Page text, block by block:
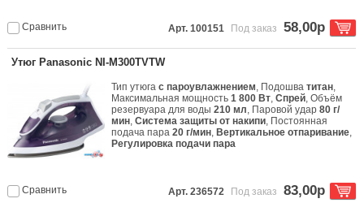
Сравнить Арт. 100151 Под заказ 58,00р
Утюг Panasonic NI-M300TVTW
Тип утюгас пароувлажнением, Подошватитан,
Максимальная мощность1 800 Вт,Спрей, Объём
резервуара для воды210 мл, Паровой удар80 г/
мин,Система защиты от накипи, Постоянная
подача пара20 г/мин, Вертикальное отпаривание,
Регулировка подачи пара
Сравнить Арт. 236572 Под заказ 83,00р